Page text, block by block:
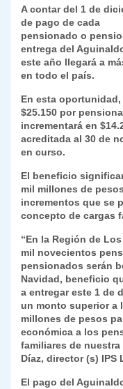
s
A
p
p
gr
a
m
e
b
o
k
nt
Fr
ie
dl
y
m
p
ar
A contar del 1 de
de pago de cada
pensionado o
entrega del
este año llegará a
en todo el país.
En esta
$25.150 por
incrementará en
acreditada al 30 de
en curso.
El beneficio
mil millones de
incrementos que se
concepto de cargas
“En la Región de
mil novecientos
pensionados serán
Navidad, beneficio
a entregar este 1 de
un monto superior a
millones de pesos
económica a los
familiares de
Díaz, director (s) IPS
El pago del